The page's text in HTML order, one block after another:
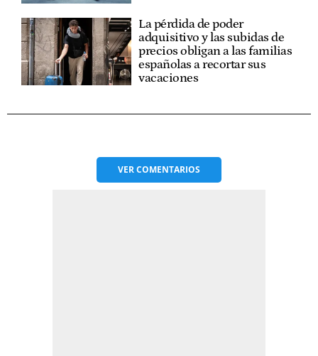
La pérdida de poder
adquisitivo y las subidas de
precios obligan a las familias
españolas a recortar sus
vacaciones
VERCOMENTARIOS